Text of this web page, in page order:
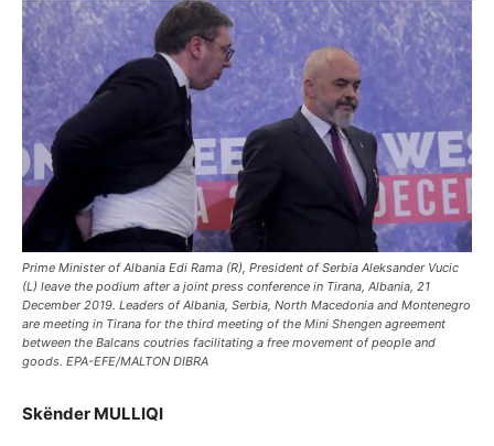
Prime Minister of Albania Edi Rama (R), President of Serbia Aleksander Vucic
(L) leave the podium after a joint press conference in Tirana, Albania, 21
December 2019. Leaders of Albania, Serbia, North Macedonia and Montenegro
are meeting in Tirana for the third meeting of the Mini Shengen agreement
between the Balcans coutries facilitating a free movement of people and
goods. EPA-EFE/MALTON DIBRA
Skënder MULLIQI